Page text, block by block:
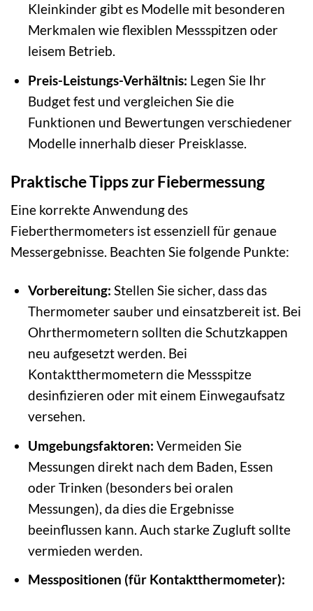
Kleinkinder gibt es Modelle mit besonderen
Merkmalen wie flexiblen Messspitzen oder
leisem Betrieb.
Preis-Leistungs-Verhältnis: Legen Sie Ihr
Budget fest und vergleichen Sie die
Funktionen und Bewertungen verschiedener
Modelle innerhalb dieser Preisklasse.
Praktische Tipps zur Fiebermessung
Eine korrekte Anwendung des
Fieberthermometers ist essenziell für genaue
Messergebnisse. Beachten Sie folgende Punkte:
Vorbereitung: Stellen Sie sicher, dass das
Thermometer sauber und einsatzbereit ist. Bei
Ohrthermometern sollten die Schutzkappen
neu aufgesetzt werden. Bei
Kontaktthermometern die Messspitze
desinfizieren oder mit einem Einwegaufsatz
versehen.
Umgebungsfaktoren: Vermeiden Sie
Messungen direkt nach dem Baden, Essen
oder Trinken (besonders bei oralen
Messungen), da dies die Ergebnisse
beeinflussen kann. Auch starke Zugluft sollte
vermieden werden.
Messpositionen (für Kontaktthermometer):